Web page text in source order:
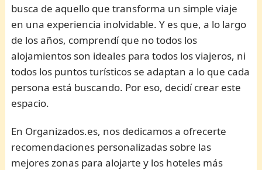
busca de aquello que transforma un simple viaje
en una experiencia inolvidable. Y es que, a lo largo
de los años, comprendí que no todos los
alojamientos son ideales para todos los viajeros, ni
todos los puntos turísticos se adaptan a lo que cada
persona está buscando. Por eso, decidí crear este
espacio.
En Organizados.es, nos dedicamos a ofrecerte
recomendaciones personalizadas sobre las
mejores zonas para alojarte y los hoteles más